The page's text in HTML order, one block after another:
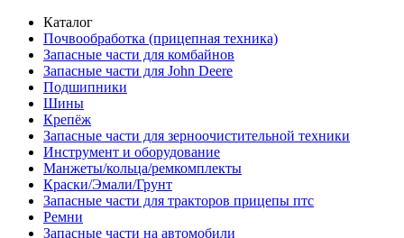
Каталог
Почвообработка (прицепная техника)
Запасные части для комбайнов
Запасные части для John Deere
Подшипники
Шины
Крепёж
Запасные части для зерноочистительной техники
Инструмент и оборудование
Манжеты/кольца/ремкомплекты
Краски/Эмали/Грунт
Запасные части для тракторов прицепы птс
Ремни
Запасные части на автомобили